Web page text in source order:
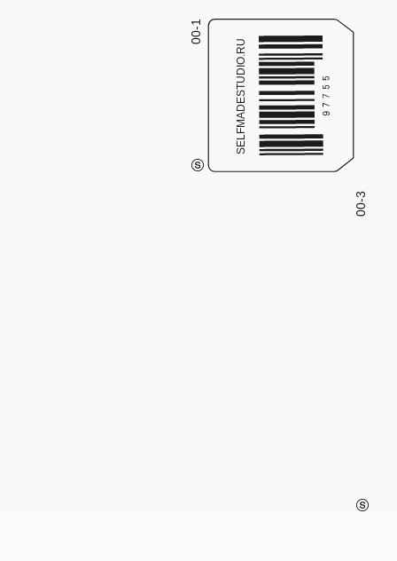
00-3
00-1
SELFMADESTUDIO.RU